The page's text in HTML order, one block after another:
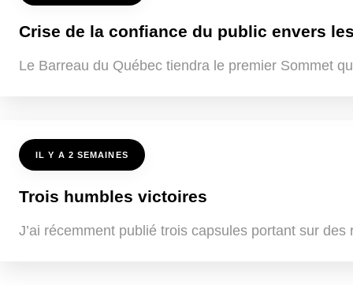
Crise de la confiance du public envers
Le Barreau du Québec tiendra le premier Sommet
IL Y A 2 SEMAINES
Trois humbles victoires
J’ai récemment publié trois capsules portant sur